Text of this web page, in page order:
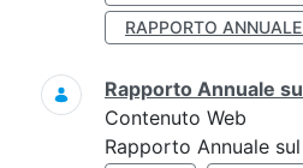
RAPPORTO
Rapporto Annuale
Contenuto Web
Rapporto Annuale